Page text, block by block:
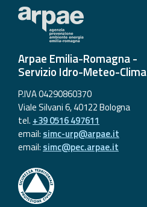
Arpae Emilia-Romagna -
Servizio Idro-Meteo-Clima
P.IVA 04290860370
Viale Silvani 6, 40122 Bologna
tel. +39 0516 497611
email: simc-urp@arpae.it
email: simc@pec.arpae.it